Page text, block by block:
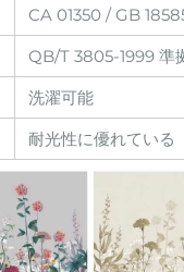
CA 01350 / GB
QB/T 3805-1999 準
洗濯可能
耐光性に優れている